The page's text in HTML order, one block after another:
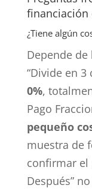
financiación
¿Tiene algún
Depende
“Divide en 3
0%,
Pago
pequeño
muestra de
confirmar el
Después”